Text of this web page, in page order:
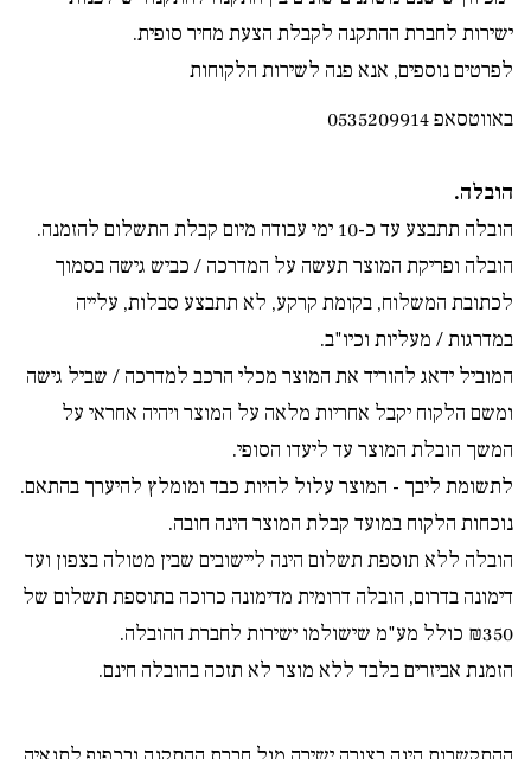
ישירות לחברת ההתקנה לקבלת הצעת מחיר סופית.
לפרטים נוספים, אנא פנה לשירות הלקוחות
באווטסאפ 0535209914
הובלה.
הובלה תתבצע עד כ-10 ימי עבודה מיום קבלת התשלום להזמנה.
הובלה ופריקת המוצר תעשה על המדרכה / כביש גישה בסמוך
לכתובת המשלוח, בקומת קרקע, לא תתבצע סבלות, עלייה
במדרגות / מעליות וכיו"ב.
המוביל ידאג להוריד את המוצר מכלי הרכב למדרכה / שביל גישה
ומשם הלקוח יקבל אחריות מלאה על המוצר ויהיה אחראי על
המשך הובלת המוצר עד ליעדו הסופי.
לתשומת ליבך - המוצר עלול להיות כבד ומומלץ להיערך בהתאם.
נוכחות הלקוח במועד קבלת המוצר הינה חובה.
הובלה ללא תוספת תשלום הינה ליישובים שבין מטולה בצפון ועד
דימונה בדרום, הובלה דרומית מדימונה כרוכה בתוספת תשלום של
₪350 כולל מע"מ שישולמו ישירות לחברת ההובלה.
הזמנת אביזרים בלבד ללא מוצר לא תזכה בהובלה חינם.